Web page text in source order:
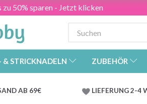
zu 50% sparen - Jetzt klicken
& STRICKNADELN ZUBEHÖR
AB 69€ LIEFERUNG 2-4